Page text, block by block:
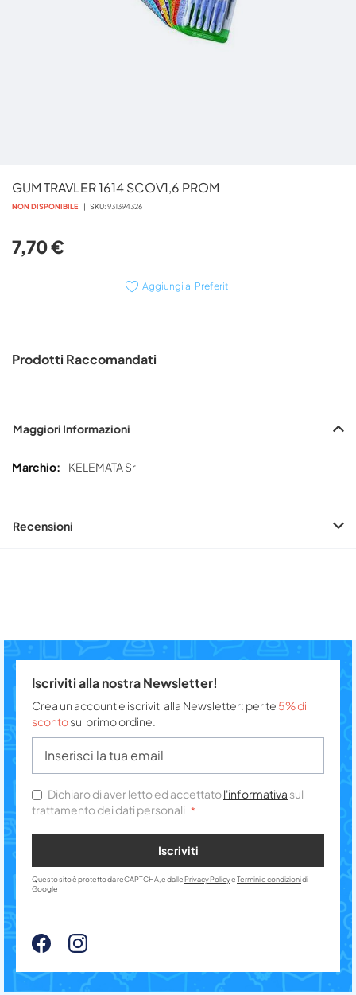
GUM TRAVLER 1614 SCOV1,6 PROM
NON DISPONIBILE SKU 931394326
7,70 €
Aggiungi ai Preferiti
all'inizio
della
immagini
Prodotti Raccomandati
Maggiori Informazioni
Maggiori
KELEMATA Srl
Recensioni
Iscriviti alla nostra Newsletter!
Crea un account e iscriviti alla Newsletter: per te 5% di
scontosul primo ordine.
Dichiaro di aver letto ed accettatol'informativa sul
trattamento dei dati personali
Iscriviti
Questo sito è protetto da reCAPTCHA, e dalle Privacy PolicyeTermini e condizionidi
Google